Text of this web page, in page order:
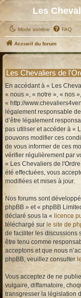
Les
Mode sombre FAQ
Accueil du forum
Les Chevaliers de
En accédant à « Les
« nous », « notre », « nos
« http://
légalement responsable
d’être légalement
pas utiliser et accéder à «
pouvons modifier ces
de vous informer de ces
vérifier régulièrement par
« Les Chevaliers de
été effectuées, vous
modifiées et mises à jour.
Nos forums sont
phpBB » et « phpBB
déclaré sous la « licence
téléchargé sur le site de
de faciliter les discussions
être tenu comme
acceptons et que nous
phpBB, veuillez consulter
Vous acceptez de ne
vulgaire, diffamatoire,
transgresser la législation